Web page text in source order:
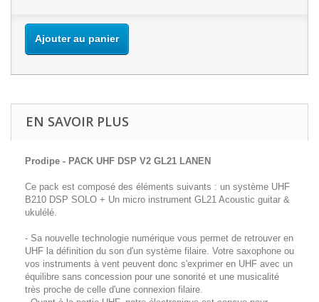
Ajouter au panier
EN SAVOIR PLUS
Prodipe - PACK UHF DSP V2 GL21 LANEN
Ce pack est composé des éléments suivants : un système UHF
B210 DSP SOLO + Un micro instrument GL21 Acoustic guitar &
ukulélé.
- Sa nouvelle technologie numérique vous permet de retrouver en
UHF la définition du son d'un système filaire. Votre saxophone ou
vos instruments à vent peuvent donc s'exprimer en UHF avec un
équilibre sans concession pour une sonorité et une musicalité
très proche de celle d'une connexion filaire.